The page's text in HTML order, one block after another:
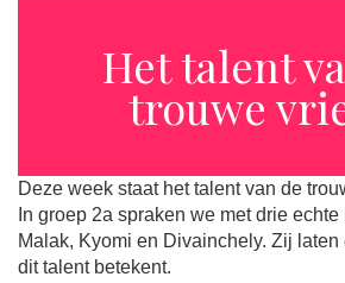
Het talent
trouwe
Deze week staat het talent van de
In groep 2a spraken we met drie
Malak, Kyomi en Divainchely. Zij
dit talent betekent.